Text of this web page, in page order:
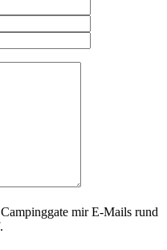
mir E-Mails rund